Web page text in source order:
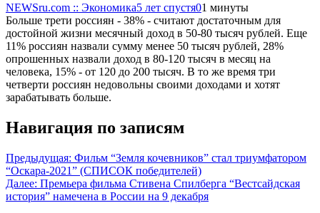
NEWSru.com :: Экономика5 лет спустя01 минуты
Больше трети россиян - 38% - считают достаточным для
достойной жизни месячный доход в 50-80 тысяч рублей. Еще
11% россиян назвали сумму менее 50 тысяч рублей, 28%
опрошенных назвали доход в 80-120 тысяч в месяц на
человека, 15% - от 120 до 200 тысяч. В то же время три
четверти россиян недовольны своими доходами и хотят
зарабатывать больше.
Навигация по записям
Предыдущая: Фильм “Земля кочевников” стал триумфатором
“Оскара-2021” (СПИСОК победителей)
Далее: Премьера фильма Стивена Спилберга “‎Вестсайдская
история” намечена в России на 9 декабря